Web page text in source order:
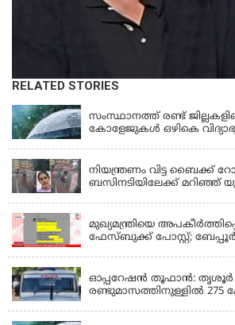
RELATED STORIES
KERALA
സംസ്ഥാനത്ത് രണ്ട് ജില്ലകളിലെ
കോളേജുകൾ ഒഴികെ
നിയന്ത്രണം വിട്ട ബൈക്ക്
ബസിനടിയിലേക്ക് മറിഞ്ഞ്
മുഖ്യമന്ത്രിയെ
ഫേസ്‌ബുക്ക് പോസ്റ്റ്;
ഓപ്പറേഷൻ തൂഫാൻ: തൃശൂർ
രണ്ടുമാസത്തിനുള്ളിൽ 275